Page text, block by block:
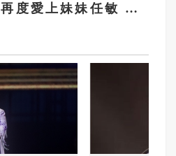
再度愛上妹妹任敏 被